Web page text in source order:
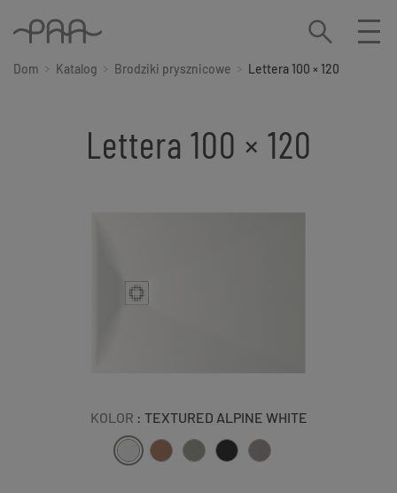
Dom Katalog Brodziki prysznicowe Lettera 100 × 120
Lettera 100 × 120
KOLOR : TEXTURED ALPINE WHITE